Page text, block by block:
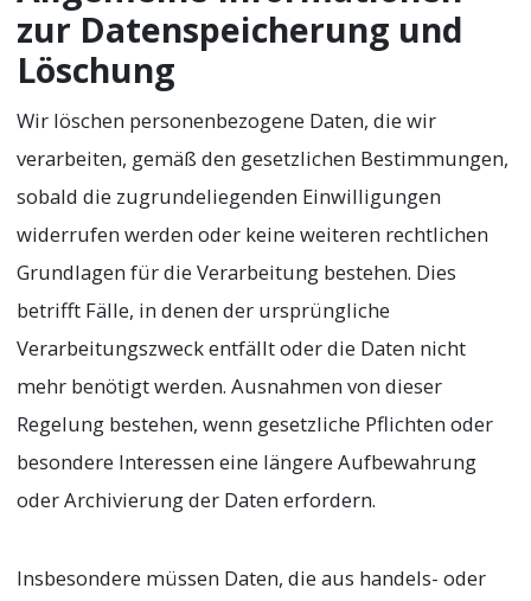
zur Datenspeicherung und
Löschung
Wir löschen personenbezogene Daten, die wir
verarbeiten, gemäß den gesetzlichen Bestimmungen,
sobald die zugrundeliegenden Einwilligungen
widerrufen werden oder keine weiteren rechtlichen
Grundlagen für die Verarbeitung bestehen. Dies
betrifft Fälle, in denen der ursprüngliche
Verarbeitungszweck entfällt oder die Daten nicht
mehr benötigt werden. Ausnahmen von dieser
Regelung bestehen, wenn gesetzliche Pflichten oder
besondere Interessen eine längere Aufbewahrung
oder Archivierung der Daten erfordern.
Insbesondere müssen Daten, die aus handels- oder